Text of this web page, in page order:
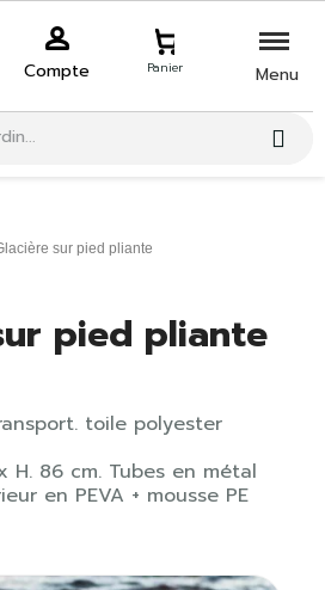
Compte Panier Menu
sur pied pliante
pied pliante
toile polyester
H. 86 cm. Tubes en métal
en PEVA + mousse PE